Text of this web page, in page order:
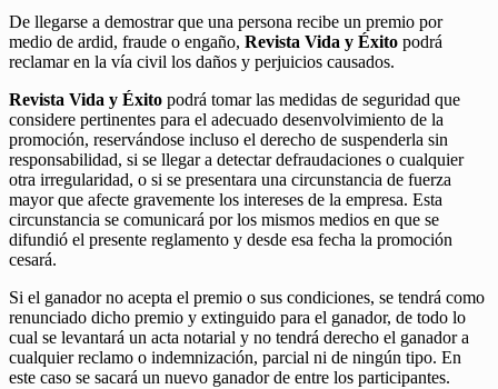
De llegarse a demostrar que una persona recibe un premio por
medio de ardid, fraude o engaño, Revista Vida y Éxito podrá
reclamar en la vía civil los daños y perjuicios causados.
Revista Vida y Éxito podrá tomar las medidas de seguridad que
considere pertinentes para el adecuado desenvolvimiento de la
promoción, reservándose incluso el derecho de suspenderla sin
responsabilidad, si se llegar a detectar defraudaciones o cualquier
otra irregularidad, o si se presentara una circunstancia de fuerza
mayor que afecte gravemente los intereses de la empresa. Esta
circunstancia se comunicará por los mismos medios en que se
difundió el presente reglamento y desde esa fecha la promoción
cesará.
Si el ganador no acepta el premio o sus condiciones, se tendrá como
renunciado dicho premio y extinguido para el ganador, de todo lo
cual se levantará un acta notarial y no tendrá derecho el ganador a
cualquier reclamo o indemnización, parcial ni de ningún tipo. En
este caso se sacará un nuevo ganador de entre los participantes.